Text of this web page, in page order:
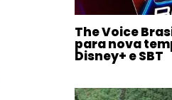
The Voice
para nova
Disney+ e SBT